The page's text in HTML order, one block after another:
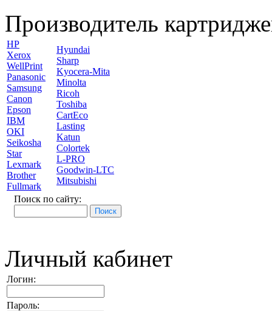
Производитель
HP
Xerox
WellPrint
Panasonic
Samsung
Canon
Epson
IBM
OKI
Seikosha
Star
Lexmark
Brother
Fullmark
Hyundai
Sharp
Kyocera-Mita
Minolta
Ricoh
Toshiba
CartEco
Lasting
Katun
Colortek
L-PRO
Goodwin-LTC
Mitsubishi
Поиск по сайту:
Личный кабинет
Логин:
Пароль: